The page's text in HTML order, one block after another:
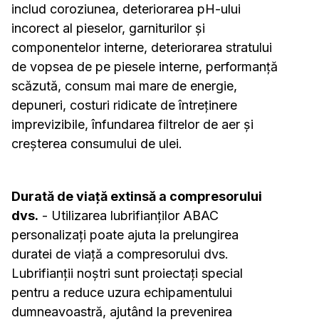
includ coroziunea, deteriorarea pH-ului
incorect al pieselor, garniturilor și
componentelor interne, deteriorarea stratului
de vopsea de pe piesele interne, performanță
scăzută, consum mai mare de energie,
depuneri, costuri ridicate de întreținere
imprevizibile, înfundarea filtrelor de aer și
creșterea consumului de ulei.
Durată de viață extinsă a compresorului
dvs. - Utilizarea lubrifianților ABAC
personalizați poate ajuta la prelungirea
duratei de viață a compresorului dvs.
Lubrifianții noștri sunt proiectați special
pentru a reduce uzura echipamentului
dumneavoastră, ajutând la prevenirea